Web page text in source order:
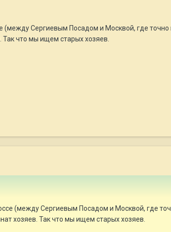
(между Сергиевым Посадом и Москвой, где
что мы ищем старых хозяев.
(между Сергиевым Посадом и Москвой, где
хозяев. Так что мы ищем старых хозяев.